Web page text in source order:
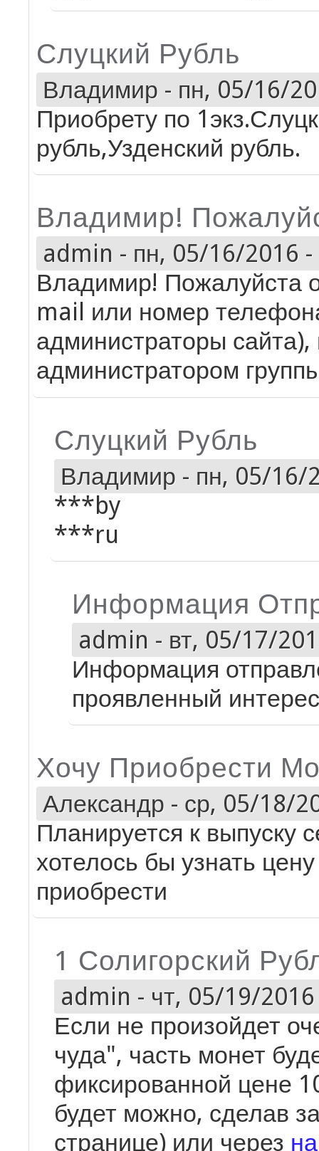
Слуцкий Рубль
Владимир - пн, 05/16/
Приобрету по
рубль,Узденский рубль.
Владимир!
admin - пн, 05/16/2016 -
Владимир! Пожалуйста
mail или номер
администраторы сайта),
администратором
Слуцкий Рубль
Владимир - пн, 05/16/
***by
***ru
Информация
admin - вт, 05/17/
Информация
проявленный
Хочу Приобрести
Александр - ср, 05/18/
Планируется к выпуску
хотелось бы узнать
приобрести
1 Солигорский
admin - чт, 05/19/
Если не произойдет
чуда", часть монет
фиксированной цене
будет можно, сделав
странице) или через